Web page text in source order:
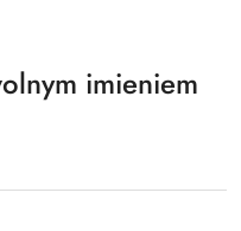
imieniem